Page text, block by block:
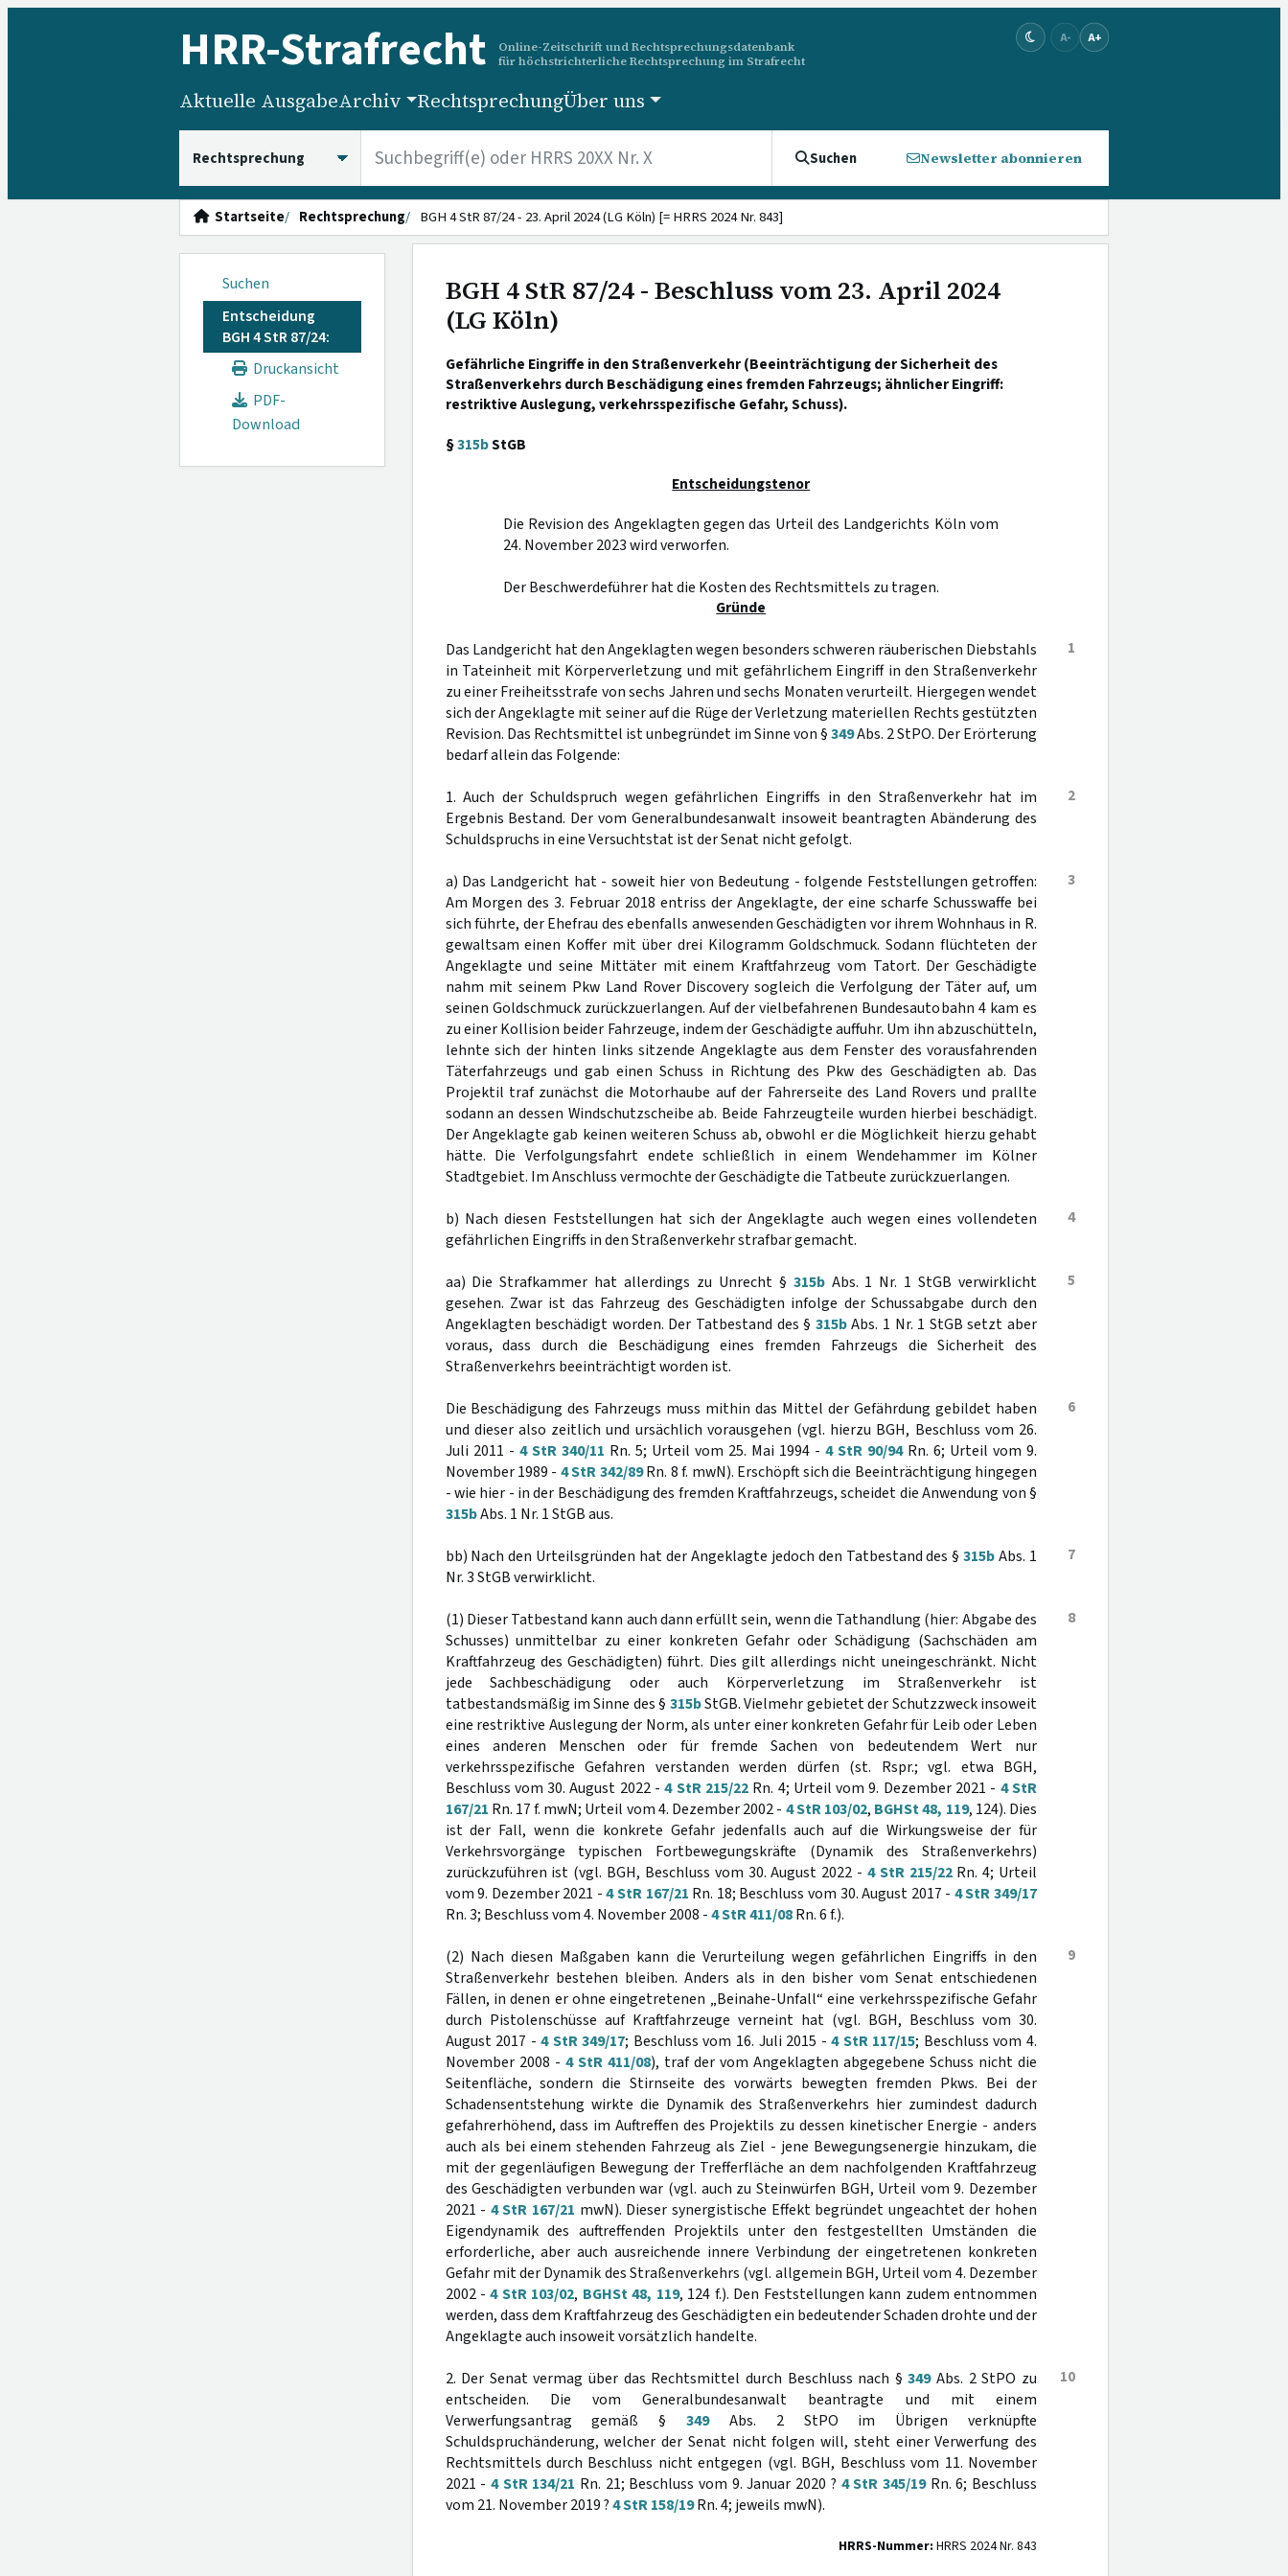
HRR-Strafrecht
Online-Zeitschrift und Rechtsprechungsdatenbank
für höchstrichterliche Rechtsprechung im Strafrecht
A- A+
Aktuelle AusgabeArchiv RechtsprechungÜber uns
Suchen Newsletter abonnieren
Startseite Rechtsprechung BGH 4 StR 87/24 - 23. April 2024 (LG Köln) [= HRRS 2024 Nr. 843]
Suchen
Entscheidung
BGH 4 StR 87/24:
Druckansicht
PDF-
Download
BGH 4 StR 87/24 - Beschluss vom 23. April 2024
(LG Köln)
Gefährliche Eingriffe in den Straßenverkehr (Beeinträchtigung der Sicherheit des
Straßenverkehrs durch Beschädigung eines fremden Fahrzeugs; ähnlicher Eingriff:
restriktive Auslegung, verkehrsspezifische Gefahr, Schuss).
§315bStGB
Entscheidungstenor
Die Revision des Angeklagten gegen das Urteil des Landgerichts Köln vom
24. November 2023 wird verworfen.
Der Beschwerdeführer hat die Kosten des Rechtsmittels zu tragen.
Gründe
1
Das Landgericht hat den Angeklagten wegen besonders schweren räuberischen Diebstahls
in Tateinheit mit Körperverletzung und mit gefährlichem Eingriff in den Straßenverkehr
zu einer Freiheitsstrafe von sechs Jahren und sechs Monaten verurteilt. Hiergegen wendet
sich der Angeklagte mit seiner auf die Rüge der Verletzung materiellen Rechts gestützten
Revision. Das Rechtsmittel ist unbegründet im Sinne von §349Abs. 2 StPO. Der Erörterung
bedarf allein das Folgende:
2
1. Auch der Schuldspruch wegen gefährlichen Eingriffs in den Straßenverkehr hat im
Ergebnis Bestand. Der vom Generalbundesanwalt insoweit beantragten Abänderung des
Schuldspruchs in eine Versuchtstat ist der Senat nicht gefolgt.
3
a) Das Landgericht hat - soweit hier von Bedeutung - folgende Feststellungen getroffen:
Am Morgen des 3. Februar 2018 entriss der Angeklagte, der eine scharfe Schusswaffe bei
sich führte, der Ehefrau des ebenfalls anwesenden Geschädigten vor ihrem Wohnhaus in R.
gewaltsam einen Koffer mit über drei Kilogramm Goldschmuck. Sodann flüchteten der
Angeklagte und seine Mittäter mit einem Kraftfahrzeug vom Tatort. Der Geschädigte
nahm mit seinem Pkw Land Rover Discovery sogleich die Verfolgung der Täter auf, um
seinen Goldschmuck zurückzuerlangen. Auf der vielbefahrenen Bundesautobahn 4 kam es
zu einer Kollision beider Fahrzeuge, indem der Geschädigte auffuhr. Um ihn abzuschütteln,
lehnte sich der hinten links sitzende Angeklagte aus dem Fenster des vorausfahrenden
Täterfahrzeugs und gab einen Schuss in Richtung des Pkw des Geschädigten ab. Das
Projektil traf zunächst die Motorhaube auf der Fahrerseite des Land Rovers und prallte
sodann an dessen Windschutzscheibe ab. Beide Fahrzeugteile wurden hierbei beschädigt.
Der Angeklagte gab keinen weiteren Schuss ab, obwohl er die Möglichkeit hierzu gehabt
hätte. Die Verfolgungsfahrt endete schließlich in einem Wendehammer im Kölner
Stadtgebiet. Im Anschluss vermochte der Geschädigte die Tatbeute zurückzuerlangen.
4
b) Nach diesen Feststellungen hat sich der Angeklagte auch wegen eines vollendeten
gefährlichen Eingriffs in den Straßenverkehr strafbar gemacht.
5
aa) Die Strafkammer hat allerdings zu Unrecht § 315bAbs. 1 Nr. 1 StGB verwirklicht
gesehen. Zwar ist das Fahrzeug des Geschädigten infolge der Schussabgabe durch den
Angeklagten beschädigt worden. Der Tatbestand des § 315bAbs. 1 Nr. 1 StGB setzt aber
voraus, dass durch die Beschädigung eines fremden Fahrzeugs die Sicherheit des
Straßenverkehrs beeinträchtigt worden ist.
6
Die Beschädigung des Fahrzeugs muss mithin das Mittel der Gefährdung gebildet haben
und dieser also zeitlich und ursächlich vorausgehen (vgl. hierzu BGH, Beschluss vom 26.
Juli 2011 - 4 StR 340/11 Rn. 5; Urteil vom 25. Mai 1994 - 4 StR 90/94Rn. 6; Urteil vom 9.
November 1989 - 4 StR 342/89Rn. 8 f. mwN). Erschöpft sich die Beeinträchtigung hingegen
- wie hier - in der Beschädigung des fremden Kraftfahrzeugs, scheidet die Anwendung von §
315bAbs. 1 Nr. 1 StGB aus.
7
bb) Nach den Urteilsgründen hat der Angeklagte jedoch den Tatbestand des §315bAbs. 1
Nr. 3 StGB verwirklicht.
8
(1) Dieser Tatbestand kann auch dann erfüllt sein, wenn die Tathandlung (hier: Abgabe des
Schusses) unmittelbar zu einer konkreten Gefahr oder Schädigung (Sachschäden am
Kraftfahrzeug des Geschädigten) führt. Dies gilt allerdings nicht uneingeschränkt. Nicht
jede Sachbeschädigung oder auch Körperverletzung im Straßenverkehr ist
tatbestandsmäßig im Sinne des § 315bStGB. Vielmehr gebietet der Schutzzweck insoweit
eine restriktive Auslegung der Norm, als unter einer konkreten Gefahr für Leib oder Leben
eines anderen Menschen oder für fremde Sachen von bedeutendem Wert nur
verkehrsspezifische Gefahren verstanden werden dürfen (st. Rspr.; vgl. etwa BGH,
Beschluss vom 30. August 2022 -4 StR 215/22Rn. 4; Urteil vom 9. Dezember 2021 - 4 StR
167/21 Rn. 17 f. mwN; Urteil vom 4. Dezember 2002 - 4 StR 103/02, BGHSt 48, 119, 124). Dies
ist der Fall, wenn die konkrete Gefahr jedenfalls auch auf die Wirkungsweise der für
Verkehrsvorgänge typischen Fortbewegungskräfte (Dynamik des Straßenverkehrs)
zurückzuführen ist (vgl. BGH, Beschluss vom 30. August 2022 - 4 StR 215/22Rn. 4; Urteil
vom 9. Dezember 2021 -4 StR 167/21 Rn. 18; Beschluss vom 30. August 2017 - 4 StR 349/17
Rn. 3; Beschluss vom 4. November 2008 -4 StR 411/08Rn. 6 f.).
9
(2) Nach diesen Maßgaben kann die Verurteilung wegen gefährlichen Eingriffs in den
Straßenverkehr bestehen bleiben. Anders als in den bisher vom Senat entschiedenen
Fällen, in denen er ohne eingetretenen „Beinahe-Unfall“ eine verkehrsspezifische Gefahr
durch Pistolenschüsse auf Kraftfahrzeuge verneint hat (vgl. BGH, Beschluss vom 30.
August 2017 -4 StR 349/17; Beschluss vom 16. Juli 2015 -4 StR 117/15; Beschluss vom 4.
November 2008 - 4 StR 411/08), traf der vom Angeklagten abgegebene Schuss nicht die
Seitenfläche, sondern die Stirnseite des vorwärts bewegten fremden Pkws. Bei der
Schadensentstehung wirkte die Dynamik des Straßenverkehrs hier zumindest dadurch
gefahrerhöhend, dass im Auftreffen des Projektils zu dessen kinetischer Energie - anders
auch als bei einem stehenden Fahrzeug als Ziel - jene Bewegungsenergie hinzukam, die
mit der gegenläufigen Bewegung der Trefferfläche an dem nachfolgenden Kraftfahrzeug
des Geschädigten verbunden war (vgl. auch zu Steinwürfen BGH, Urteil vom 9. Dezember
2021 - 4 StR 167/21 mwN). Dieser synergistische Effekt begründet ungeachtet der hohen
Eigendynamik des auftreffenden Projektils unter den festgestellten Umständen die
erforderliche, aber auch ausreichende innere Verbindung der eingetretenen konkreten
Gefahr mit der Dynamik des Straßenverkehrs (vgl. allgemein BGH, Urteil vom 4. Dezember
2002 -4 StR 103/02, BGHSt 48, 119, 124 f.). Den Feststellungen kann zudem entnommen
werden, dass dem Kraftfahrzeug des Geschädigten ein bedeutender Schaden drohte und der
Angeklagte auch insoweit vorsätzlich handelte.
10
2. Der Senat vermag über das Rechtsmittel durch Beschluss nach §349Abs. 2 StPO zu
entscheiden. Die vom Generalbundesanwalt beantragte und mit einem
Verwerfungsantrag gemäß § 349Abs. 2 StPO im Übrigen verknüpfte
Schuldspruchänderung, welcher der Senat nicht folgen will, steht einer Verwerfung des
Rechtsmittels durch Beschluss nicht entgegen (vgl. BGH, Beschluss vom 11. November
2021 - 4 StR 134/21 Rn. 21; Beschluss vom 9. Januar 2020 ? 4 StR 345/19Rn. 6; Beschluss
vom 21. November 2019 ?4 StR 158/19Rn. 4; jeweils mwN).
HRRS-Nummer: HRRS 2024 Nr. 843